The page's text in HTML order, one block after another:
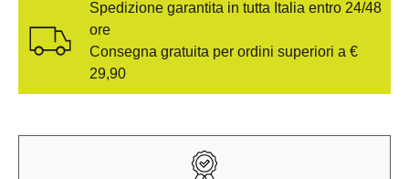
Spedizione garantita in tutta Italia entro 24/48
ore
Consegna gratuita per ordini superiori a €
29,90